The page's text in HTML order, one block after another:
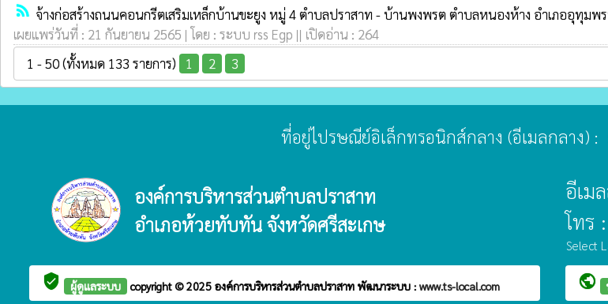
rss_feed จ้างก่อสร้างถนนคอนกรีตเสริมเหล็กบ้านขะยูง หมู่ 4 ตำบลปราสาท - บ้านพงพรต ตำบลหนองห้าง อำเภออุทุมพร
เผยแพร่วันที่ : 21 กันยายน 2565 | โดย : ระบบ rss Egp || เปิดอ่าน : 264
1 - 50 (ทั้งหมด 133 รายการ)
1 2 3
ที่อยู่ไปรษณีย์อิเล็กทรอนิกส์กลาง (อีเมลกลาง) :
องค์การบริหารส่วนตำบลปราสาท
อำเภอห้วยทับทัน จังหวัดศรีสะเกษ
อีเม
โทร
Select
verified_user ผู้ดูแลระบบ copyright © 2025 องค์การบริหารส่วนตำบลปราสาท พัฒนาระบบ : www.ts-local.com public